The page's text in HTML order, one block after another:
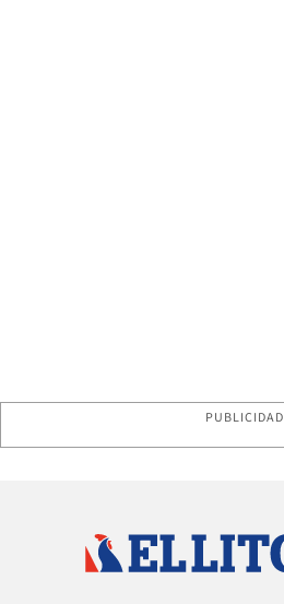
PUBLICIDAD